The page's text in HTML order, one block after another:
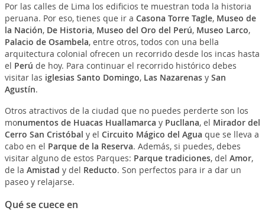
Por las calles de Lima los edificios te muestran toda la historia
peruana. Por eso, tienes que ir a Casona Torre Tagle, Museo de
la Nación, De Historia, Museo del Oro del Perú, Museo Larco,
Palacio de Osambela, entre otros, todos con una bella
arquitectura colonial ofrecen un recorrido desde los incas hasta
el Perú de hoy. Para continuar el recorrido histórico debes
visitar las iglesias Santo Domingo, Las Nazarenasy San
Agustín.
Otros atractivos de la ciudad que no puedes perderte son los
monumentos de Huacas Huallamarca y Pucllana, el Mirador del
Cerro San Cristóbal y el Circuito Mágico del Agua que se lleva a
cabo en el Parque de la Reserva. Además, si puedes, debes
visitar alguno de estos Parques: Parque tradiciones, del Amor,
de la Amistad y del Reducto. Son perfectos para ir a dar un
paseo y relajarse.
Qué se cuece en